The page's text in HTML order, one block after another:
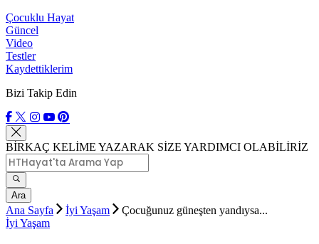
Çocuklu Hayat
Güncel
Video
Testler
Kaydettiklerim
Bizi Takip Edin
BİRKAÇ KELİME YAZARAK SİZE YARDIMCI OLABİLİRİZ
Ara
Ana Sayfa İyi Yaşam
Çocuğunuz güneşten yandıysa...
İyi Yaşam